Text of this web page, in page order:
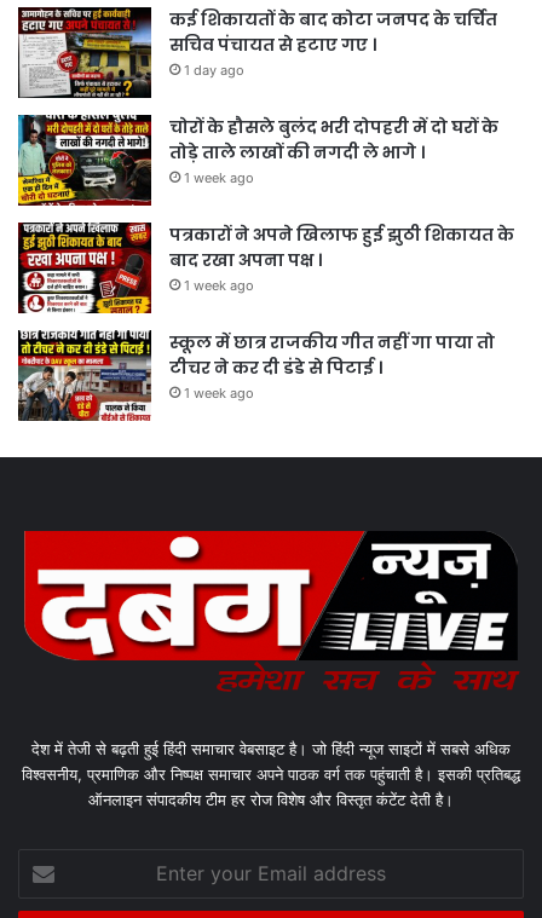
कई शिकायतों के बाद कोटा जनपद के चर्चित
सचिव पंचायत से हटाए गए ।
1 day ago
चोरों के हौसले बुलंद भरी दोपहरी में दो घरों के
तोड़े ताले लाखों की नगदी ले भागे ।
1 week ago
पत्रकारों ने अपने खिलाफ हुई झुठी शिकायत के
बाद रखा अपना पक्ष ।
1 week ago
स्कूल में छात्र राजकीय गीत नहीं गा पाया तो
टीचर ने कर दी डंडे से पिटाई ।
1 week ago
देश में तेजी से बढ़ती हुई हिंदी समाचार वेबसाइट है। जो हिंदी न्यूज साइटों में सबसे अधिक
विश्वसनीय, प्रमाणिक और निष्पक्ष समाचार अपने पाठक वर्ग तक पहुंचाती है। इसकी प्रतिबद्ध
ऑनलाइन संपादकीय टीम हर रोज विशेष और विस्तृत कंटेंट देती है।
your
Email